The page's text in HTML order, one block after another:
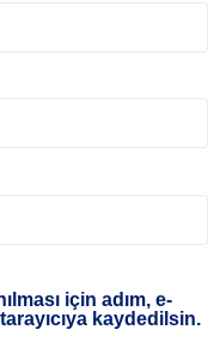
için adım, e-
kaydedilsin.